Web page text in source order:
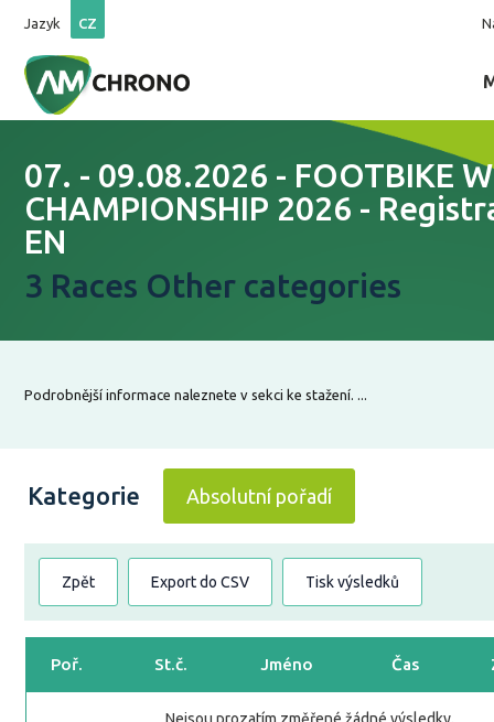
Jazyk CZ
07. - 09.08.2026 - FOOTBIKE
CHAMPIONSHIP 2026 -
EN
3 Races Other categories
Podrobnější informace naleznete v sekci ke stažení. ...
Kategorie Absolutní pořadí
Zpět Export do CSV Tisk výsledků
Poř. St.č. Jméno Čas